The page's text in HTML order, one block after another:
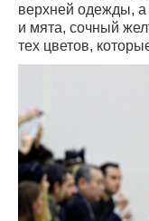
верхней одежды, а
и мята, сочный
тех цветов,